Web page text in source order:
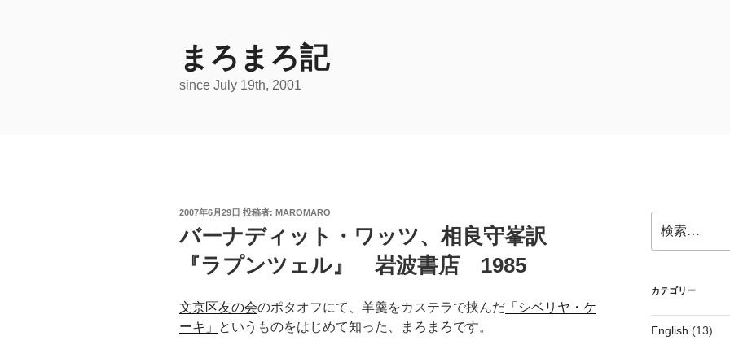
まろまろ記
since July 19th, 2001
投
日:
2007年6月29日 投稿者: MAROMARO
バーナディット・ワッツ、相良守峯訳
『ラプンツェル』 岩波書店 1985
文京区友の会のポタオフにて、羊羹をカステラで挟んだ 「シベリヤ・ケ
ーキ」
というものをはじめて知った、まろまろです。
索:
カテゴリー
English (13)